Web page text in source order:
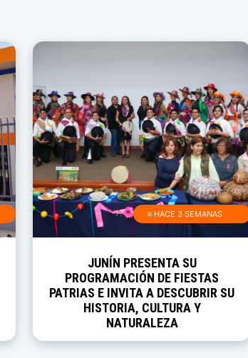
≡ HACE 3 SEMANAS
JUNÍN PRESENTA SU
PROGRAMACIÓN DE FIESTAS
PATRIAS E INVITA A DESCUBRIR SU
HISTORIA, CULTURA Y
NATURALEZA